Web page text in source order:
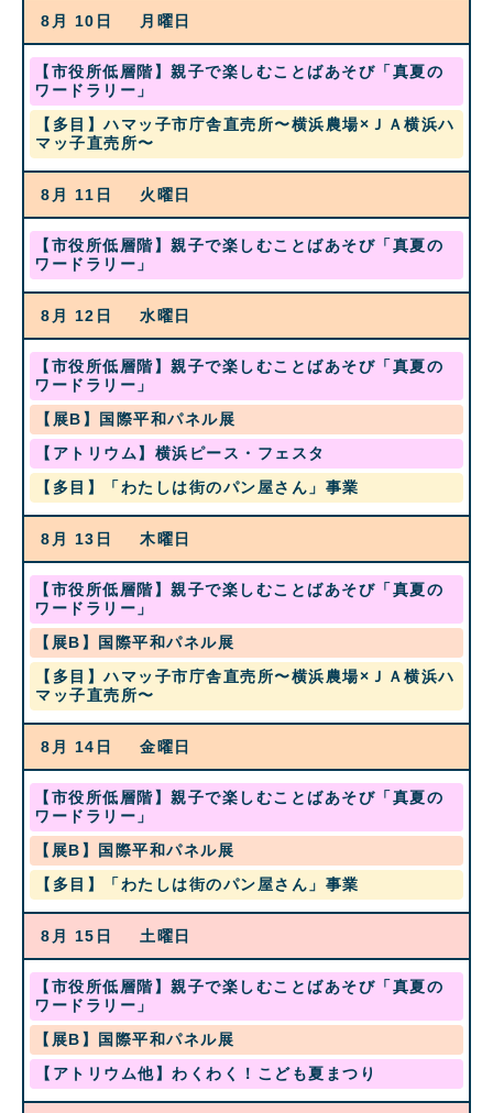
2026
8
月
8th
2026
月曜日
8月 10
土
曜
日,
月
1st
【市役所低層階】親子で楽しむことばあそび「真夏の
ワードラリー」
月
曜
日,
月
10th
2026
【多目】ハマッ子市庁舎直売所〜横浜農場×ＪＡ横浜ハ
マッ子直売所〜
火曜日
8月 11
土
曜
日,
月
1st
2026
【市役所低層階】親子で楽しむことばあそび「真夏の
ワードラリー」
水曜日
8月 12
土
曜
日,
月
1st
2026
【市役所低層階】親子で楽しむことばあそび「真夏の
ワードラリー」
水
曜
日,
8
月
12th
2026
【展B】国際平和パネル展
水
曜
日,
8
12th
2026
【アトリウム】横浜ピース・フェスタ
水
曜
8
月
12th
2026
【多目】「わたしは街のパン屋さん」事業
木曜日
8月 13
土
曜
日,
月
1st
2026
【市役所低層階】親子で楽しむことばあそび「真夏の
ワードラリー」
水
曜
日,
8
月
2026
【展B】国際平和パネル展
木
曜
日,
月
13th
2026
【多目】ハマッ子市庁舎直売所〜横浜農場×ＪＡ横浜ハ
マッ子直売所〜
金曜日
8月 14
土
曜
日,
月
1st
2026
【市役所低層階】親子で楽しむことばあそび「真夏の
ワードラリー」
水
曜
日,
8
12th
2026
【展B】国際平和パネル展
金
曜
8
月
14th
2026
【多目】「わたしは街のパン屋さん」事業
土曜日
8月 15
土
曜
日,
月
1st
2026
【市役所低層階】親子で楽しむことばあそび「真夏の
ワードラリー」
水
曜
日,
8
【展B】国際平和パネル展
土
曜
【アトリウム他】わくわく！こども夏まつり